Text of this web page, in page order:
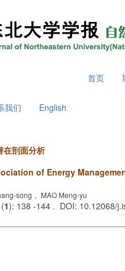
首页
我们 English
在剖面分析
of Energy
song， MAO Meng-yu
1): 138 -144 . DOI: 10.12068/